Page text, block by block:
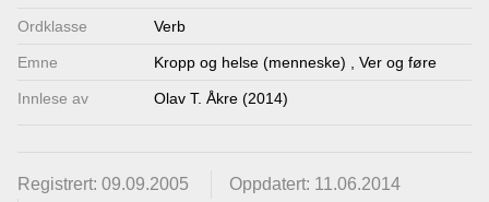
Ordklasse Verb
Emne Kropp og helse (menneske) Ver og føre
Innlese av Olav T. Åkre (2014)
Registrert: 09.09.2005
Oppdatert: 11.06.2014